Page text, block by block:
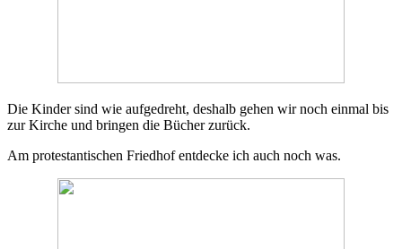
Die Kinder sind wie aufgedreht, deshalb gehen wir noch einmal bis
zur Kirche und bringen die Bücher zurück.
Am protestantischen Friedhof entdecke ich auch noch was.